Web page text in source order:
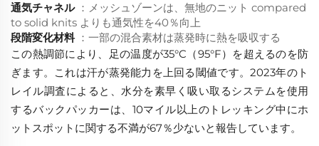
通気チャネル ：メッシュゾーンは、無地のニット compared
to solid knits よりも通気性を40％向上
段階変化材料 ：一部の混合素材は蒸発時に熱を吸収する
この熱調節により、足の温度が35°C（95°F）を超えるのを防
ぎます。これは汗が蒸発能力を上回る閾値です。2023年のト
レイル調査によると、水分を素早く吸い取るシステムを使用
するバックパッカーは、10マイル以上のトレッキング中にホ
ットスポットに関する不満が67％少ないと報告しています。